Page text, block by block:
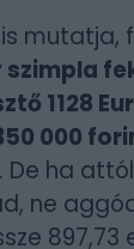
mutatja,
szimpla
1128
000
De ha
ne
897,73